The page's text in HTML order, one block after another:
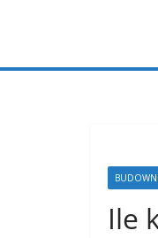
Ile